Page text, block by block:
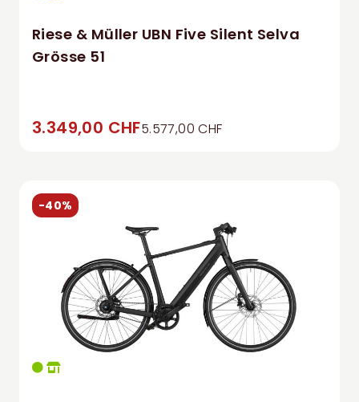
Riese & Müller UBN Five Silent Selva
Grösse 51
3.349,00 CHF5.577,00 CHF
-40%